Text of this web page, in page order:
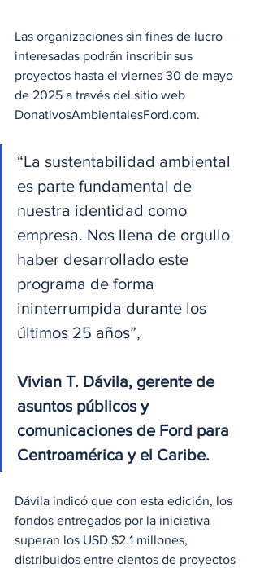
Las organizaciones sin fines de lucro
interesadas podrán inscribir sus
proyectos hasta el viernes 30 de mayo
de 2025 a través del sitio web
DonativosAmbientalesFord.com.
“La sustentabilidad ambiental
es parte fundamental de
nuestra identidad como
empresa. Nos llena de orgullo
haber desarrollado este
programa de forma
ininterrumpida durante los
últimos 25 años”,
Vivian T. Dávila, gerente de
asuntos públicos y
comunicaciones de Ford para
Centroamérica y el Caribe.
Dávila indicó que con esta edición, los
fondos entregados por la iniciativa
superan los USD $2.1 millones,
distribuidos entre cientos de proyectos